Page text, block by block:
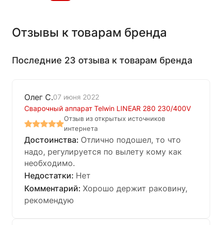
Отзывы к товарам бренда
Последние 23 отзыва к товарам бренда
Олег С.07 июня 2022
Сварочный аппарат Telwin LINEAR 280 230/400V
Отзыв из открытых источников
интернета
Отлично подошел, то что
надо, регулируется по вылету кому как
необходимо.
Нет
Хорошо держит раковину,
рекомендую